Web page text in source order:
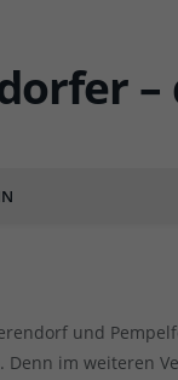
– mehr
und
im weiteren